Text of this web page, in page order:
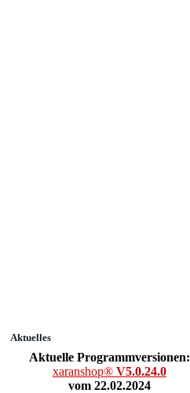
Aktuelles
Aktuelle Programmversionen:
xaranshop® V5.0.24.0
vom 22.02.2024